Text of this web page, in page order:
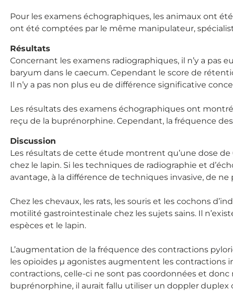
Pour les examens échographiques, les animaux ont
ont été comptées par le même manipulateur,
Résultats
Concernant les examens radiographiques, il n’y a
baryum dans le caecum. Cependant le score de
Il n’y a pas non plus eu de différence significative
Les résultats des examens échographiques ont
reçu de la buprénorphine. Cependant, la fréquence
Discussion
Les résultats de cette étude montrent qu’une dose de
chez le lapin. Si les techniques de radiographie et
avantage, à la différence de techniques invasive, de
Chez les chevaux, les rats, les souris et les cochons
motilité gastrointestinale chez les sujets sains. Il
espèces et le lapin.
L’augmentation de la fréquence des contractions
les opioïdes µ agonistes augmentent les contractions
contractions, celle-ci ne sont pas coordonnées et
buprénorphine, il aurait fallu utiliser un doppler duplex